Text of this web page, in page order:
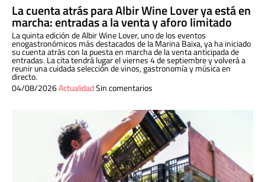
La cuenta atrás para Albir Wine Lover ya está en
marcha: entradas a la venta y aforo limitado
La quinta edición de Albir Wine Lover, uno de los eventos
enogastronómicos más destacados de la Marina Baixa, ya ha iniciado
su cuenta atrás con la puesta en marcha de la venta anticipada de
entradas. La cita tendrá lugar el viernes 4 de septiembre y volverá a
reunir una cuidada selección de vinos, gastronomía y música en
directo.
04/08/2026ActualidadSin comentarios